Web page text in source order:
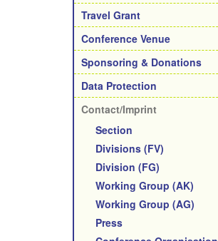
Travel Grant
Conference Venue
Sponsoring & Donations
Data Protection
Contact/Imprint
Section
Divisions (FV)
Division (FG)
Working Group (AK)
Working Group (AG)
Press